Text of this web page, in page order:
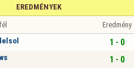
EREDMÉNYEK
Eredmény
1 - 0
1 - 0